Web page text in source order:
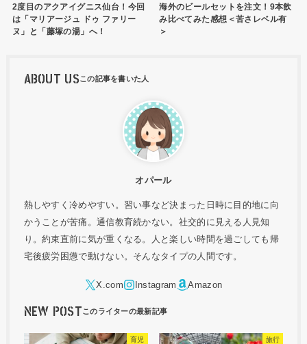
2度目のアクアイグニス仙台！今回
は「マリアージュ ドゥ ファリー
ヌ」と「藤塚の湯」へ！
海外のビールセットを注文！9本飲
み比べてみた感想＜苦さレベル有
＞
ABOUT US
オパール
熱しやすく冷めやすい。習い事など決まった日時に目的地に向
かうことが苦痛。通信教育続かない。社交的に見える人見知
り。約束直前に気が重くなる。人と楽しい時間を過ごしても帰
宅後疲労困憊で動けない。そんなタイプの人間です。
NEW POST
育児 旅行